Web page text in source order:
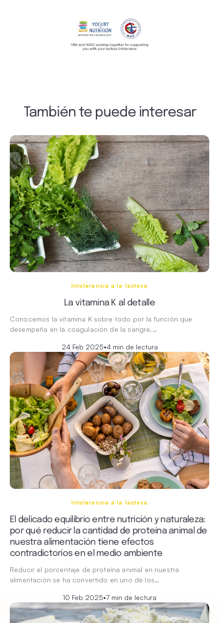
También te puede interesar
Intolerancia a la lactosa
La vitamina K al detalle
Conocemos la vitamina K sobre todo por la función que
desempeña en la coagulación de la sangre.…
24 Feb 2025•4 min de lectura
Intolerancia a la lactosa
El delicado equilibrio entre nutrición y naturaleza:
por qué reducir la cantidad de proteína animal de
nuestra alimentación tiene efectos
contradictorios en el medio ambiente
Reducir el porcentaje de proteína animal en nuestra
alimentación se ha convertido en uno de los…
10 Feb 2025•7 min de lectura